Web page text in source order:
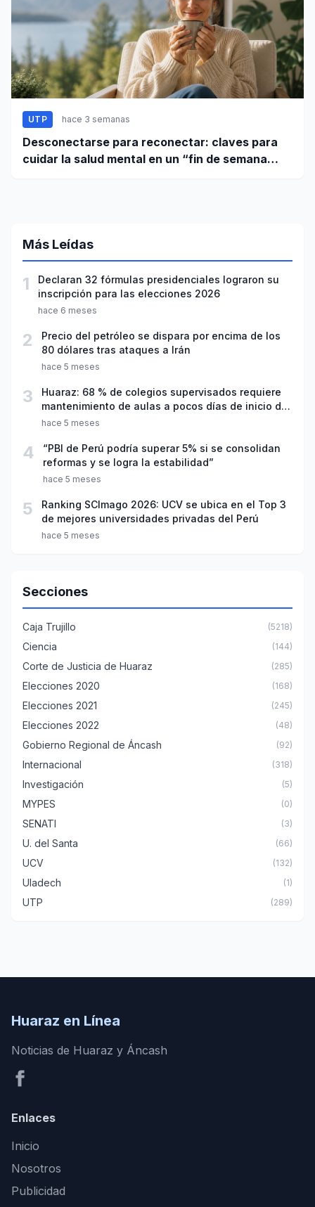
UTP hace 3 semanas
Desconectarse para reconectar: claves para
cuidar la salud mental en un “fin de semana
Más Leídas
1
Declaran 32 fórmulas presidenciales lograron su
inscripción para las elecciones 2026
hace 6 meses
2
Precio del petróleo se dispara por encima de los
80 dólares tras ataques a Irán
hace 5 meses
3
Huaraz: 68 % de colegios supervisados requiere
mantenimiento de aulas a pocos días de inicio del
año escolar 2026
hace 5 meses
4
“PBI de Perú podría superar 5% si se consolidan
reformas y se logra la estabilidad”
hace 5 meses
5
Ranking SCImago 2026: UCV se ubica en el Top 3
de mejores universidades privadas del Perú
hace 5 meses
Secciones
Caja Trujillo (5218)
Ciencia (144)
Corte de Justicia de Huaraz (285)
Elecciones 2020 (168)
Elecciones 2021 (245)
Elecciones 2022 (48)
Gobierno Regional de Áncash (92)
Internacional (318)
Investigación (5)
MYPES (0)
SENATI (3)
U. del Santa (66)
UCV (132)
Uladech (1)
UTP (289)
Huaraz en Línea
Noticias de Huaraz y Áncash
Enlaces
Inicio
Nosotros
Publicidad